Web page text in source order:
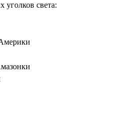
уголков света: